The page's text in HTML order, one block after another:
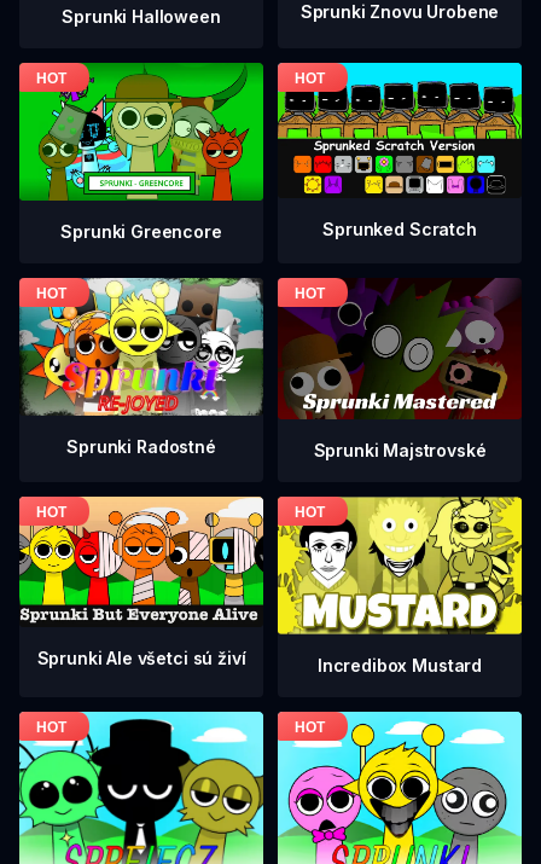
Sprunki Halloween Sprunki Znovu Urobene
Sprunki Greencore Sprunked Scratch
Sprunki Radostné Sprunki Majstrovské
Sprunki Ale všetci sú živí Incredibox Mustard